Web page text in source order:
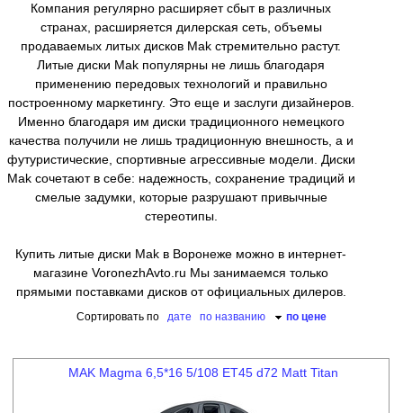
Компания регулярно расширяет сбыт в различных
странах, расширяется дилерская сеть, объемы
продаваемых литых дисков Mak стремительно растут.
Литые диски Mak популярны не лишь благодаря
применению передовых технологий и правильно
построенному маркетингу. Это еще и заслуги дизайнеров.
Именно благодаря им диски традиционного немецкого
качества получили не лишь традиционную внешность, а и
футуристические, спортивные агрессивные модели. Диски
Mak сочетают в себе: надежность, сохранение традиций и
смелые задумки, которые разрушают привычные
стереотипы.
Купить литые диски Mak в Воронеже можно в интернет-
магазине VoronezhAvto.ru Мы занимаемся только
прямыми поставками дисков от официальных дилеров.
Сортировать по дате по названию по цене
MAK Magma 6,5*16 5/108 ET45 d72 Matt Titan